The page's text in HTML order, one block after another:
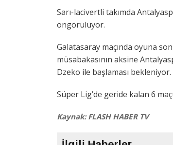
Sarı-lacivertli takımda
öngörülüyor.
Galatasaray maçında oyuna
müsabakasının aksine
Dzeko ile başlaması bekleniyor.
Süper Lig’de geride kalan 6
Kaynak: FLASH HABER TV